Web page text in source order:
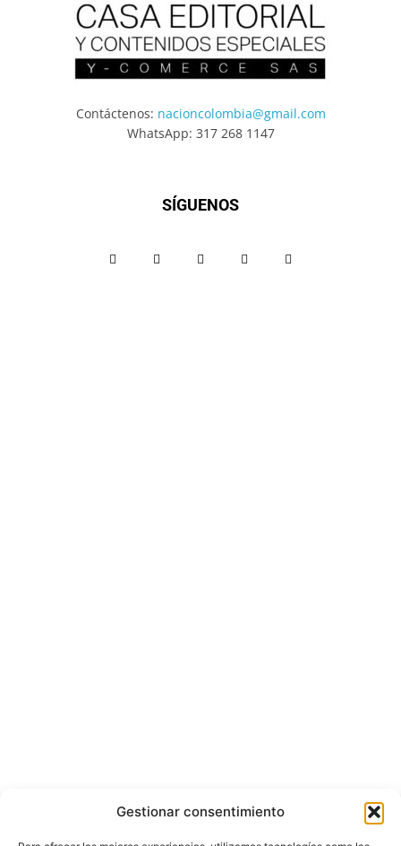
Gestionar consentimiento
Contáctenos: nacioncolombia@gmail.com
WhatsApp: 317 268 1147
SÍGUENOS